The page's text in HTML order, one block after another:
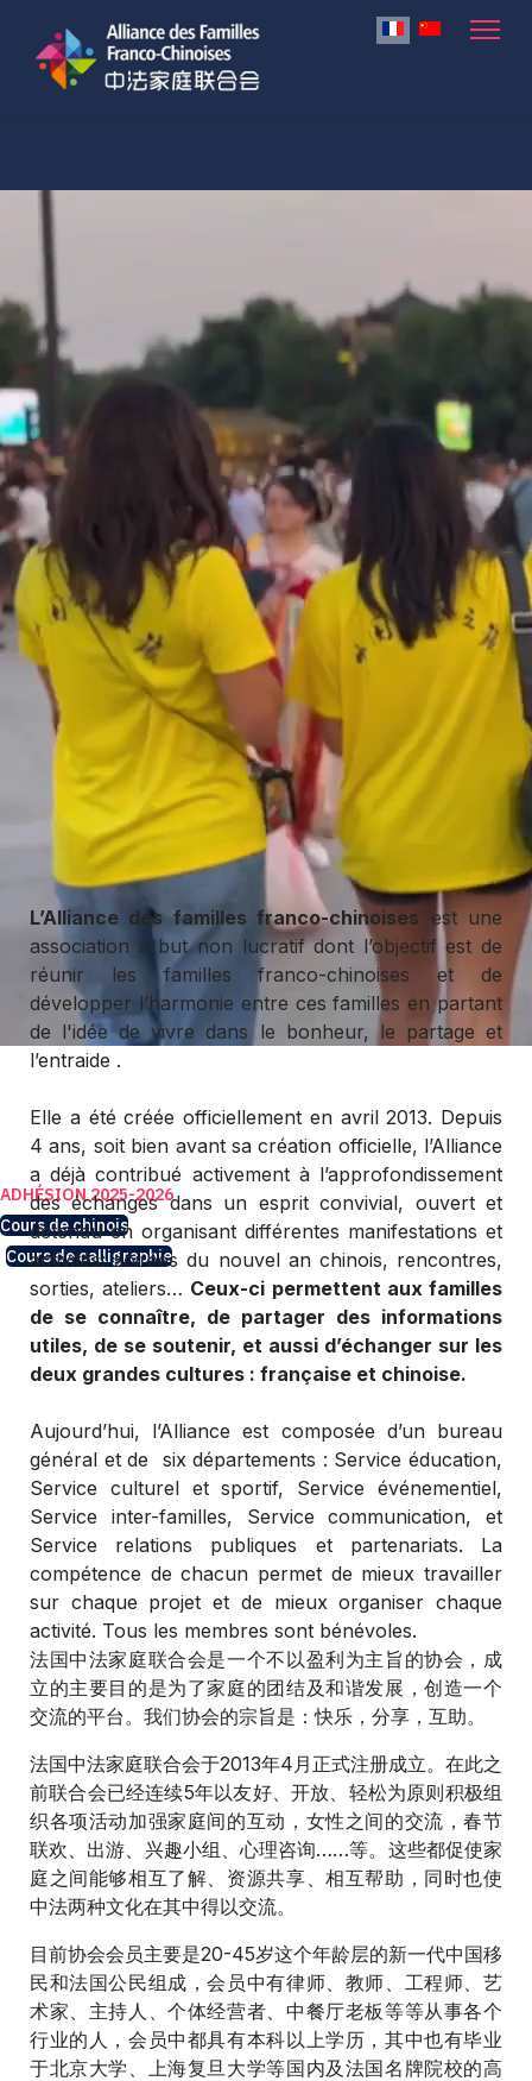
Sélectionnez votre
L’Alliance des familles franco-
chinoises
中法家庭联合会 - 保留所有权利
ADHÉSION 2025-2026
Cours de chinois
Cours de calligraphie
L’Alliance des familles franco-chinoises est une
association à but non lucratif dont l’objectif est de
réunir les familles franco-chinoises et de
développer l’harmonie entre ces familles en partant
de l'idée de vivre dans le bonheur, le partage et
l’entraide .
Elle a été créée officiellement en avril 2013. Depuis
4 ans, soit bien avant sa création officielle, l’Alliance
a déjà contribué activement à l’approfondissement
des échanges dans un esprit convivial, ouvert et
détendu en organisant différentes manifestations et
activités:soiréesdu nouvel an chinois, rencontres,
sorties, ateliers… Ceux-ci permettent aux familles
de se connaître, de partager des informations
utiles, de se soutenir, et aussi d’échanger sur les
deux grandes cultures : française et chinoise.
Aujourd’hui, l’Alliance est composée d’un bureau
général et de
sixdépartements : Service éducation,
Service culturel et sportif, Service événementiel,
Service inter-familles, Service communication, et
Service relations publiques et partenariats. La
compétence de chacun permet de mieux travailler
sur chaque projet et de mieux organiser chaque
activité. Tous les membres sont bénévoles.
法国中法家庭联合会是一个不以盈利为主旨的协会，成
立的主要目的是为了家庭的团结及和谐发展，创造一个
交流的平台。我们协会的宗旨是：快乐，分享，互助。
法国中法家庭联合会于2013年4月正式注册成立。在此之
前联合会已经连续5年以友好、开放、轻松为原则积极组
织各项活动加强家庭间的互动，女性之间的交流，春节
联欢、出游、兴趣小组、心理咨询……等。这些都促使家
庭之间能够相互了解、资源共享、相互帮助，同时也使
中法两种文化在其中得以交流。
目前协会会员主要是20-45岁这个年龄层的新一代中国移
民和法国公民组成，会员中有律师、教师、工程师、艺
术家、主持人、个体经营者、中餐厅老板等等从事各个
行业的人，会员中都具有本科以上学历，其中也有毕业
于北京大学、上海复旦大学等国内及法国名牌院校的高